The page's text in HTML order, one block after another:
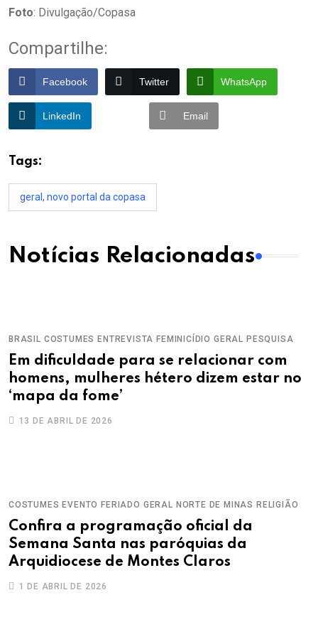
Foto: Divulgação/Copasa
Compartilhe:
Facebook Twitter WhatsApp
LinkedIn Email
Tags:
geral , novo portal da copasa
Notícias Relacionadas
BRASIL COSTUMES ENTREVISTA FEMINICÍDIO GERAL PESQUISA
Em dificuldade para se relacionar com
homens, mulheres hétero dizem estar no
‘mapa da fome’
13 DE ABRIL DE 2026
COSTUMES EVENTO FERIADO GERAL NORTE DE MINAS RELIGIÃO
Confira a programação oficial da
Semana Santa nas paróquias da
Arquidiocese de Montes Claros
1 DE ABRIL DE 2026